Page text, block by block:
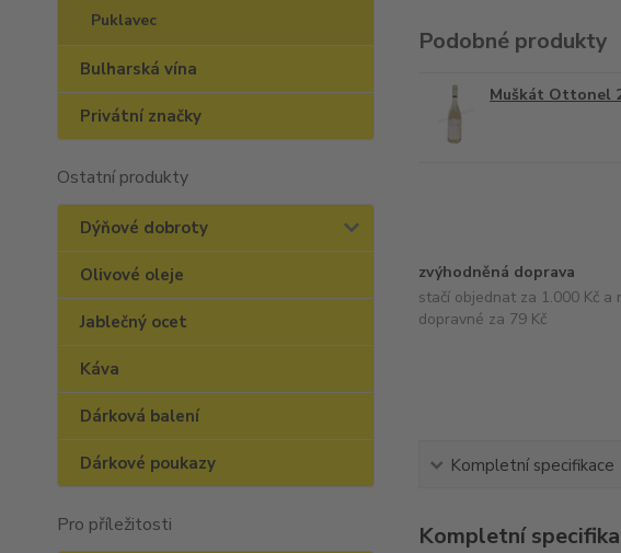
Puklavec
Bulharská vína
Privátní značky
Ostatní produkty
Dýňové dobroty
Olivové oleje
Jablečný ocet
Káva
Dárková balení
Dárkové poukazy
Pro příležitosti
Podobné produkty
Muškát Ottonel
zvýhodněná doprava
stačí objednat za 1.000 Kč a
dopravné za 79 Kč
Kompletní specifikace
Kompletní